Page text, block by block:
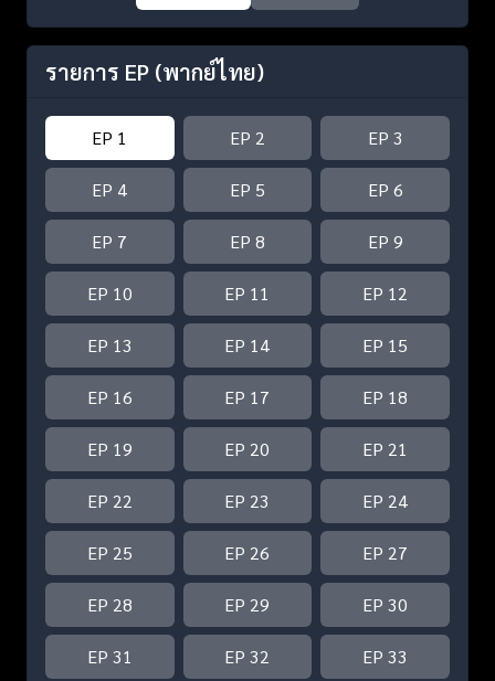
รายการ EP (พากย์ไทย)
EP 1 EP 2 EP 3
EP 4 EP 5 EP 6
EP 7 EP 8 EP 9
EP 10 EP 11 EP 12
EP 13 EP 14 EP 15
EP 16 EP 17 EP 18
EP 19 EP 20 EP 21
EP 22 EP 23 EP 24
EP 25 EP 26 EP 27
EP 28 EP 29 EP 30
EP 31 EP 32 EP 33